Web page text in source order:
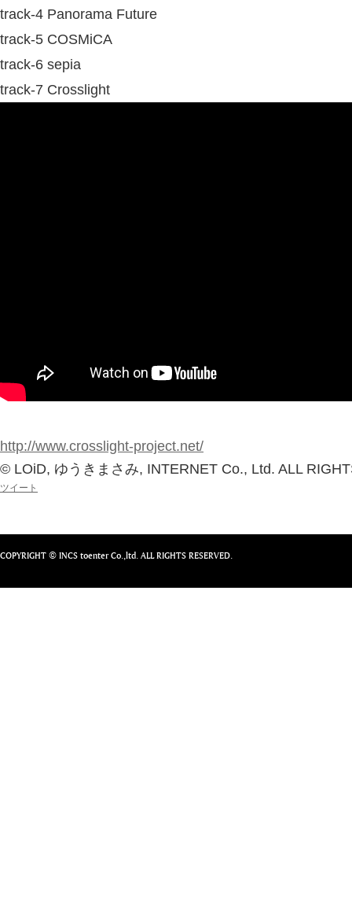
track-4 Panorama Future
track-5 COSMiCA
track-6 sepia
track-7 Crosslight
http://www.crosslight-project.net/
© LOiD, ゆうきまさみ, INTERNET Co., Ltd. ALL
ツイート
COPYRIGHT © INCS toenter Co.,ltd. ALL RIGHTS RESERVED.